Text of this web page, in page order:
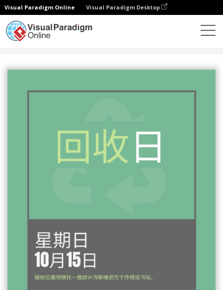
Visual Paradigm Online Visual Paradigm Desktop